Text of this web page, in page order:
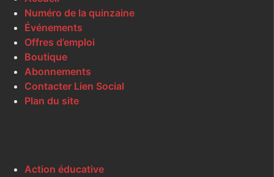
Numéro de la quinzaine
Événements
Offres d’emploi
Boutique
Abonnements
Contacter Lien Social
Plan du site
Action éducative